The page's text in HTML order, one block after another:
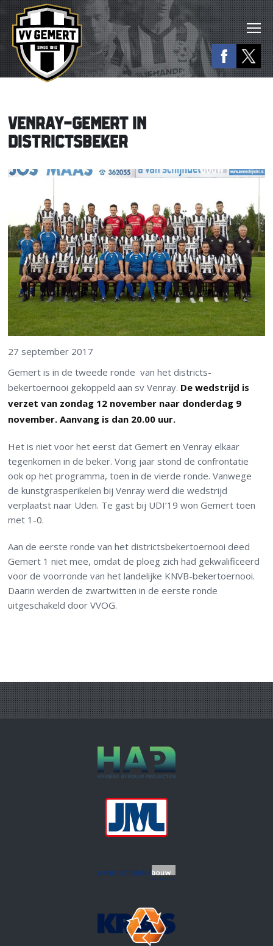
VENRAY-GEMERT IN
DISTRICTSBEKER
27 september 2017
Gemert is in de tweede ronde van het districts-
bekertoernooi gekoppeld aan sv Venray. De wedstrijd is
verzet van zondag 12 november naar donderdag 9
november. Aanvang is dan 20.00 uur.
Het is niet voor het eerst dat Gemert en Venray elkaar
tegenkomen in de beker. Vorig jaar stond de confrontatie
ook op het programma, toen in de vierde ronde. Vanwege
de kunstgrasperikelen bij Venray werd die wedstrijd
verplaatst naar Uden. Te gast bij UDI’19 won Gemert toen
met 1-0.
Aan de eerste ronde van het districtsbekertoernooi deed
Gemert 1 niet mee, omdat de ploeg zich had gekwalificeerd
voor de voorronde van het landelijke KNVB-bekertoernooi.
Daarin werden de zwartwitten in de eerste ronde
uitgeschakeld door VVOG.